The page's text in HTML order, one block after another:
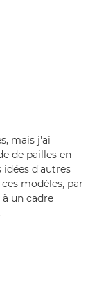
mais j'ai
de pailles en
idées d'autres
modèles, par
un cadre